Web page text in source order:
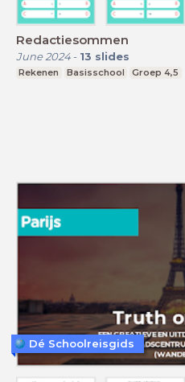
Redactiesommen
June 2024- 13 slides
Rekenen Basisschool Groep 4,5
Dé Schoolreisgids